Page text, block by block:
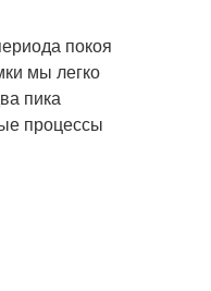
покоя
мы легко
пика
процессы